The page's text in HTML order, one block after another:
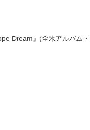
Dream』(全米アルバム